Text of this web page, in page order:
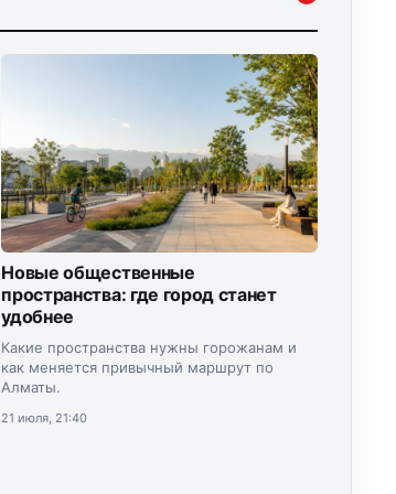
Новые общественные
пространства: где город станет
удобнее
Какие пространства нужны горожанам и
как меняется привычный маршрут по
Алматы.
21 июля, 21:40